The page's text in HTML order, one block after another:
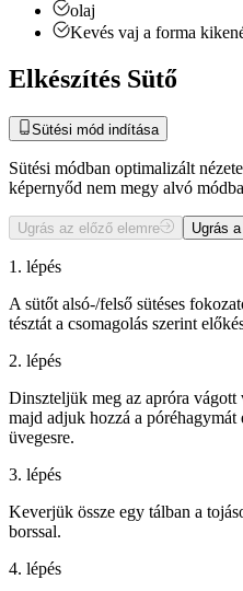
olaj
Kevés vaj a forma
Elkészítés Sütő
Sütési mód indítása
Sütési módban optimalizált
képernyőd nem megy alvó
Ugrás az előző elemre Ugrás
1. lépés
A sütőt alsó-/felső sütéses
tésztát a csomagolás szerint
2. lépés
Dinszteljük meg az apróra
majd adjuk hozzá a
üvegesre.
3. lépés
Keverjük össze egy tálban a
borssal.
4. lépés